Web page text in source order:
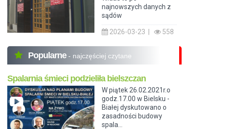
najnowszych danych z
sądów
2026-03-23 | 558
Popularne - najczęściej czytane
Spalarnia śmieci podzieliła bielszczan
W piątek 26.02.2021r.o
godz.17.00 w Bielsku -
Białej dyskutowano o
zasadności budowy
spala...